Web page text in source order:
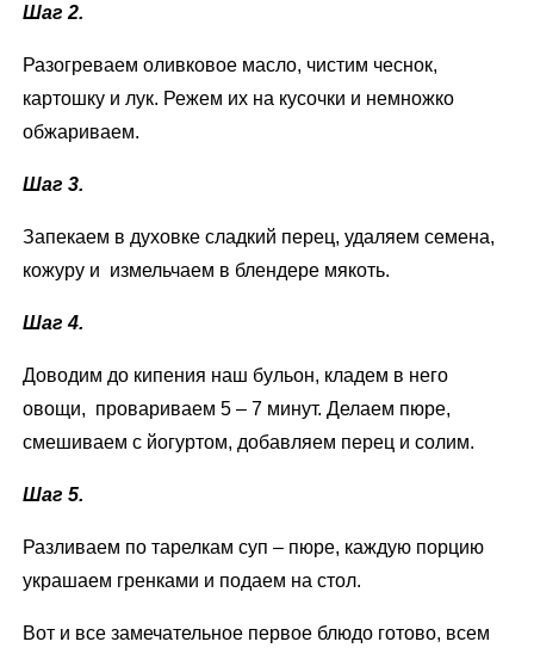
Шаг 2.
Разогреваем оливковое масло, чистим чеснок,
картошку и лук. Режем их на кусочки и немножко
обжариваем.
Шаг 3.
Запекаем в духовке сладкий перец, удаляем семена,
кожуру и измельчаем в блендере мякоть.
Шаг 4.
Доводим до кипения наш бульон, кладем в него
овощи, провариваем 5 – 7 минут. Делаем пюре,
смешиваем с йогуртом, добавляем перец и солим.
Шаг 5.
Разливаем по тарелкам суп – пюре, каждую порцию
украшаем гренками и подаем на стол.
Вот и все замечательное первое блюдо готово, всем